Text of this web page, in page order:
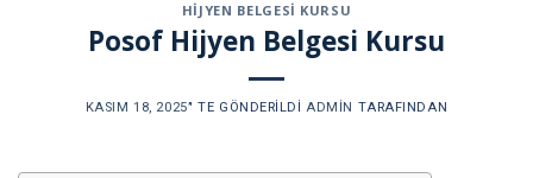
HIJYEN BELGESI KURSU
Posof Hijyen Belgesi Kursu
KASIM 18, 2025’' TE GÖNDERILDI ADMIN TARAFINDAN